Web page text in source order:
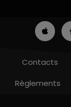
Contacts
Règlements